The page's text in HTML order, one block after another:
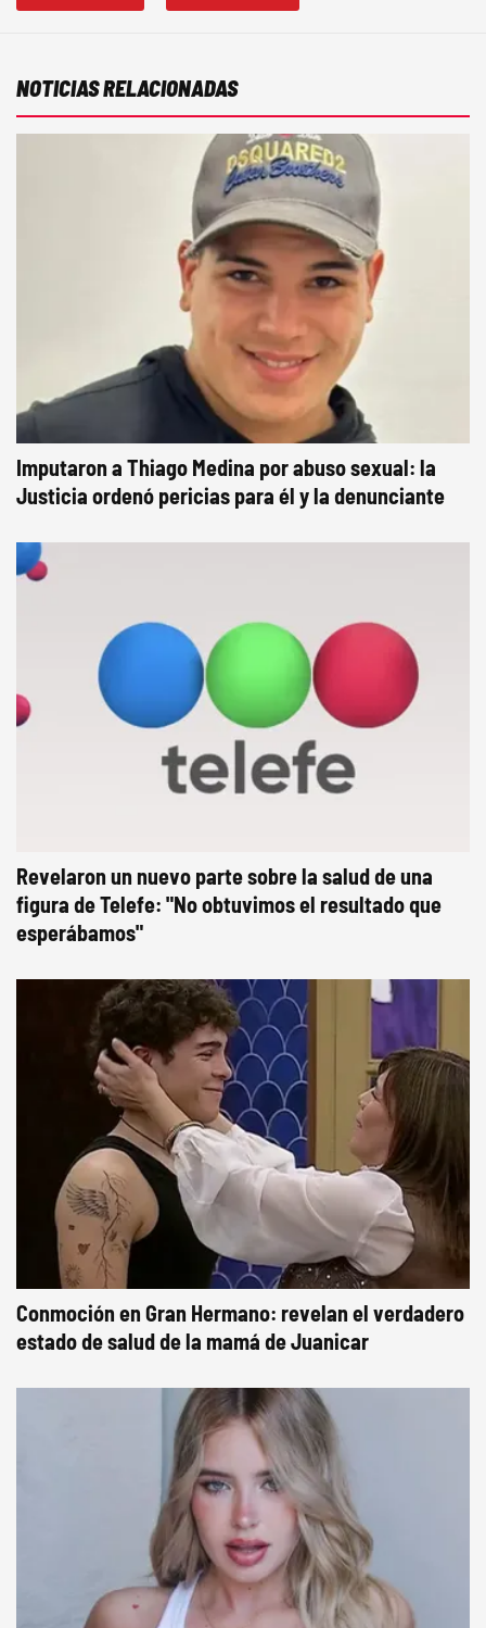
NOTICIAS RELACIONADAS
Imputaron a Thiago Medina por abuso sexual: la
Justicia ordenó pericias para él y la denunciante
Revelaron un nuevo parte sobre la salud de una
figura de Telefe: "No obtuvimos el resultado que
esperábamos"
Conmoción en Gran Hermano: revelan el verdadero
estado de salud de la mamá de Juanicar